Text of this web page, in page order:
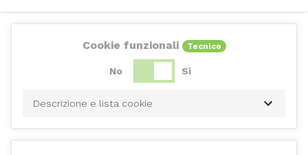
Cookie funzionali Tecnico
No Sì
Descrizione e lista cookie